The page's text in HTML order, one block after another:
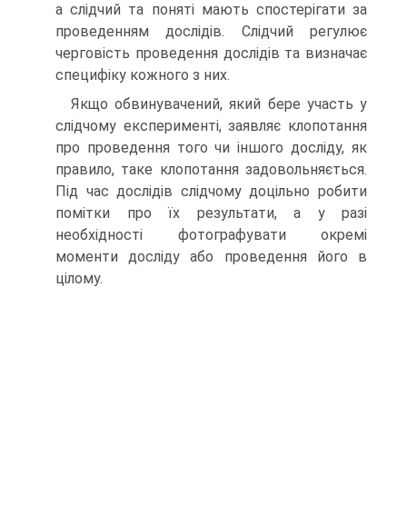
а слідчий та поняті мають спостерігати за
проведенням дослідів. Слідчий регулює
черговість проведення дослідів та визначає
специфіку кожного з них.
Якщо обвинувачений, який бере участь у
слідчому експерименті, заявляє клопотання
про проведення того чи іншого досліду, як
правило, таке клопотання задовольняється.
Під час дослідів слідчому доцільно робити
помітки про їх результати, а у разі
необхідності фотографувати окремі
моменти досліду або проведення його в
цілому.